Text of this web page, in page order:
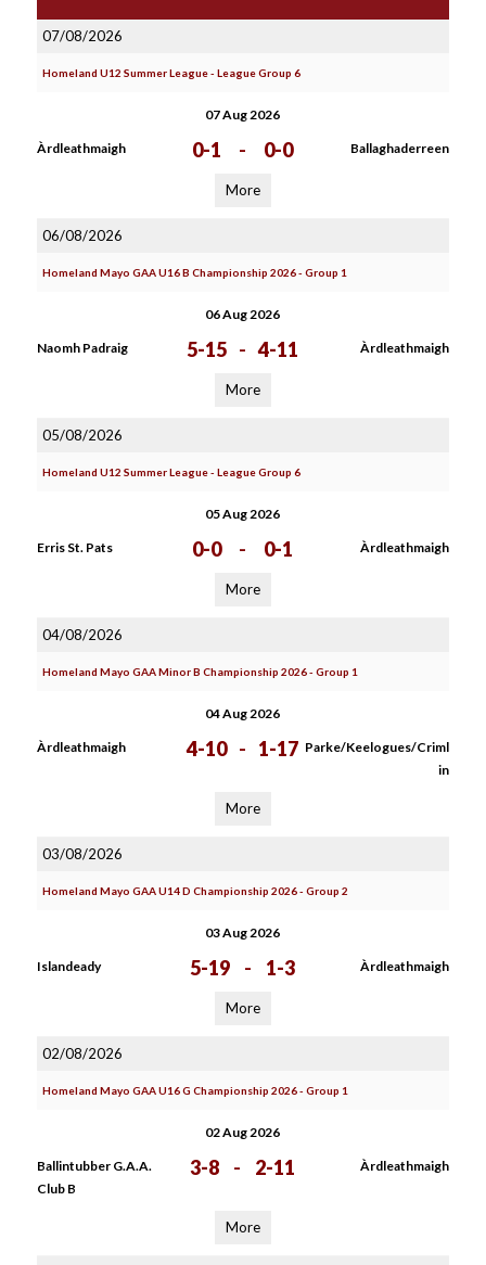
07/08/2026
Homeland U12 Summer League - League Group 6
07 Aug 2026
Àrdleathmaigh 0-1 - 0-0 Ballaghaderreen
More
06/08/2026
Homeland Mayo GAA U16 B Championship 2026 - Group 1
06 Aug 2026
Naomh Padraig 5-15 - 4-11 Àrdleathmaigh
More
05/08/2026
Homeland U12 Summer League - League Group 6
05 Aug 2026
Erris St. Pats 0-0 - 0-1 Àrdleathmaigh
More
04/08/2026
Homeland Mayo GAA Minor B Championship 2026 - Group 1
04 Aug 2026
Àrdleathmaigh 4-10 - 1-17 Parke/Keelogues/Criml
in
More
03/08/2026
Homeland Mayo GAA U14 D Championship 2026 - Group 2
03 Aug 2026
Islandeady 5-19 - 1-3 Àrdleathmaigh
More
02/08/2026
Homeland Mayo GAA U16 G Championship 2026 - Group 1
02 Aug 2026
Ballintubber G.A.A.
Club B
3-8 - 2-11 Àrdleathmaigh
More